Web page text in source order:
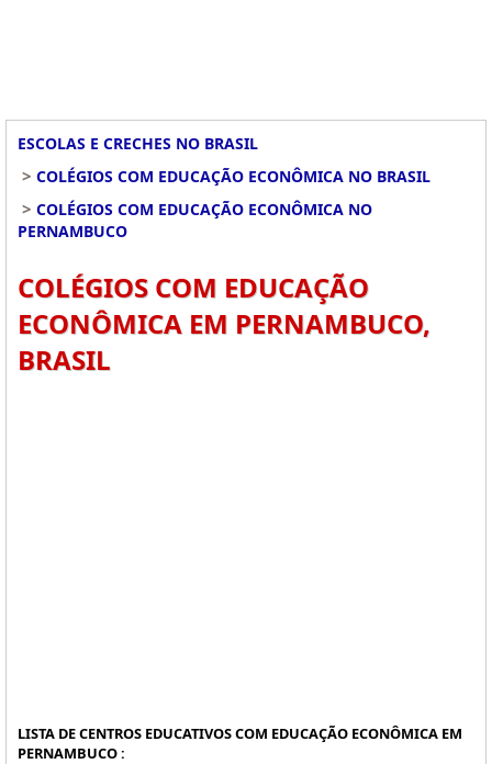
ESCOLAS E CRECHES NO BRASIL
> COLÉGIOS COM EDUCAÇÃO ECONÔMICA NO BRASIL
> COLÉGIOS COM EDUCAÇÃO ECONÔMICA NO
PERNAMBUCO
COLÉGIOS COM EDUCAÇÃO
ECONÔMICA EM PERNAMBUCO,
BRASIL
LISTA DE CENTROS EDUCATIVOS COM EDUCAÇÃO ECONÔMICA EM
PERNAMBUCO :